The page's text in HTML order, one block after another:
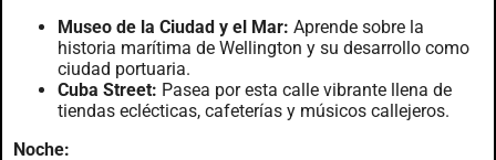
Museo de la Ciudad y el Mar: Aprende sobre la
historia marítima de Wellington y su desarrollo como
ciudad portuaria.
Cuba Street: Pasea por esta calle vibrante llena de
tiendas eclécticas, cafeterías y músicos callejeros.
Noche: